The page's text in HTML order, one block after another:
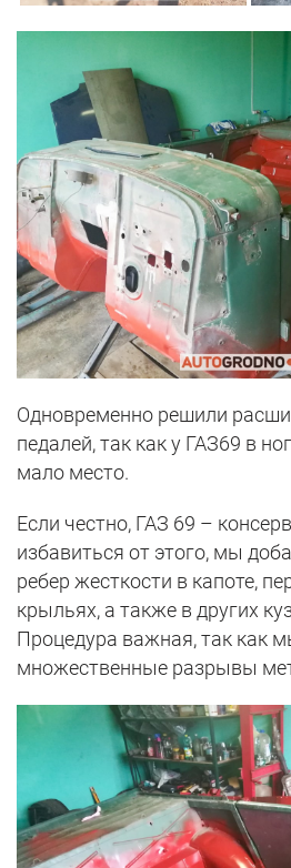
Одновременно решили
педалей, так как у ГАЗ69 в
мало место.
Если честно, ГАЗ 69 –
избавиться от этого, мы
ребер жесткости в капоте,
крыльях, а также в других
Процедура важная, так как
множественные разрывы